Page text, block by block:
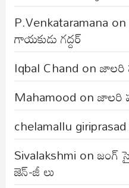
P.Venkataramana
గాయకుడు గద్దర్
Iqbal Chand onజాలరి
Mahamood onజాలరి
chelamallu giriprasad
Sivalakshmi onజంగ్‌
జెన్-జీ లు